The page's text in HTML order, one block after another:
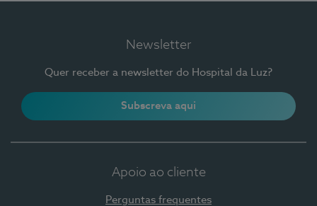
Newsletter
Quer receber a newsletter do Hospital da Luz?
Subscreva aqui
Apoio ao cliente
Perguntas frequentes